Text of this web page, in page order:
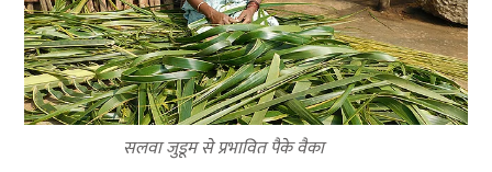
सलवा जुडूम से प्रभावित पैके वैका